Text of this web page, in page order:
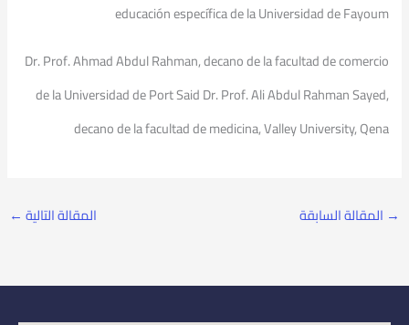
educación específica de la Universidad de Fayoum
Dr. Prof. Ahmad Abdul Rahman, decano de la facultad de comercio
de la Universidad de Port Said Dr. Prof. Ali Abdul Rahman Sayed,
decano de la facultad de medicina, Valley University, Qena
→ المقالة السابقة المقالة التالية ←